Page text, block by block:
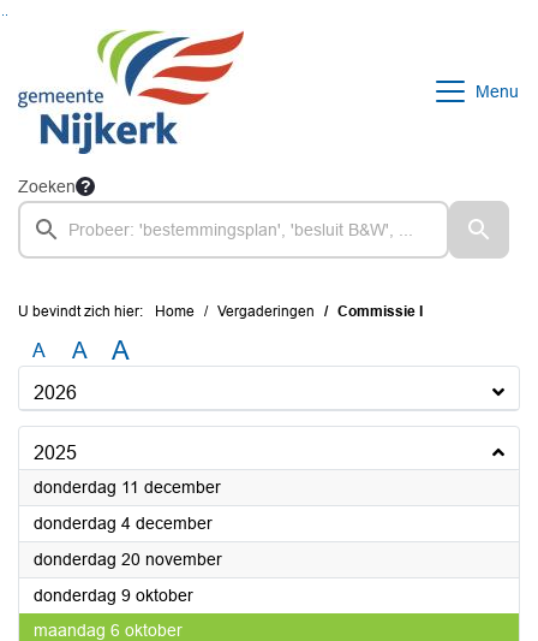
Ga naar de inhoud van deze pagina
Ga naar het zoeken
Ga naar het menu
Menu
Zoeken
U bevindt zich hier: Home Vergaderingen Commissie I
A A A
2026
2025
donderdag 11 december2025
donderdag 4 december2025
donderdag 20 november2025
donderdag 9 oktober2025
maandag 6 oktober2025